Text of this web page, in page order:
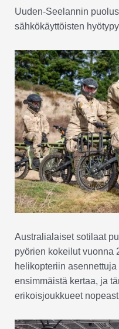
Uuden-Seelannin
sähkökäyttöisten
Australialaiset sotilaat
pyörien kokeilut vuonna
helikopteriin
ensimmäistä kertaa, ja
erikoisjoukkueet